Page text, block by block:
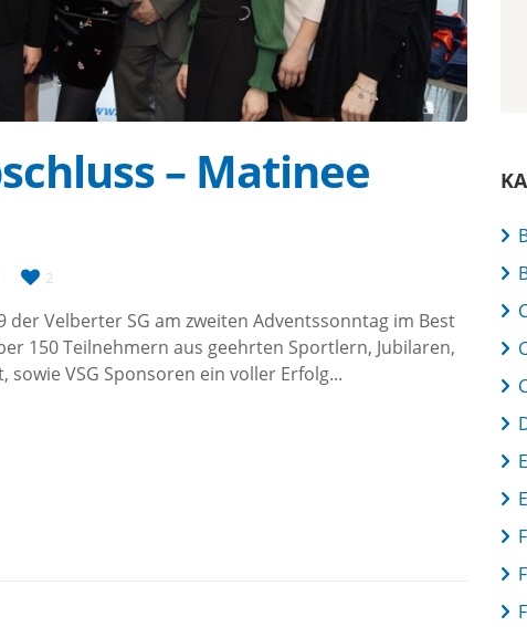
– Matinee
2
der Velberter SG am zweiten Adventssonntag im Best
150 Teilnehmern aus geehrten Sportlern, Jubilaren,
VSG Sponsoren ein voller Erfolg...